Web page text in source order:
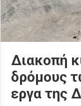
Διακοπή
δρόμους
εργα της